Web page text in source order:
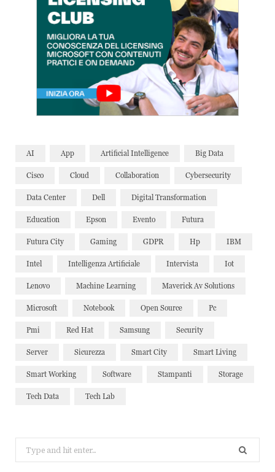
AI App Artificial Intelligence Big Data
Cisco Cloud Collaboration Cybersecurity
Data Center Dell Digital Transformation
Education Epson Evento Futura
Futura City Gaming GDPR Hp IBM
Intel Intelligenza Artificiale Intervista Iot
Lenovo Machine Learning Maverick Av Solutions
Microsoft Notebook Open Source Pc
Pmi Red Hat Samsung Security
Server Sicurezza Smart City Smart Living
Smart Working Software Stampanti Storage
Tech Data Tech Lab
for: